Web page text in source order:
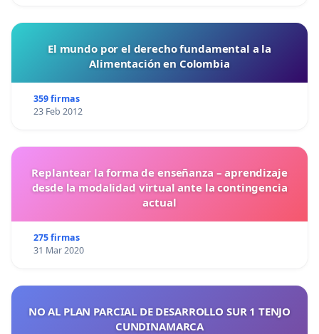
El mundo por el derecho fundamental a la
Alimentación en Colombia
359 firmas
23 Feb 2012
Replantear la forma de enseñanza – aprendizaje
desde la modalidad virtual ante la contingencia
actual
275 firmas
31 Mar 2020
NO AL PLAN PARCIAL DE DESARROLLO SUR 1 TENJO
CUNDINAMARCA